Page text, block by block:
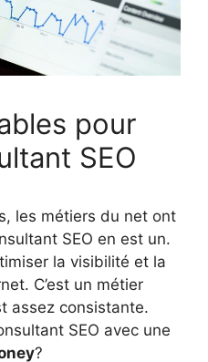
pour
SEO
les métiers du net ont
SEO en est un.
la visibilité et la
C’est un métier
assez consistante.
SEO avec une
?